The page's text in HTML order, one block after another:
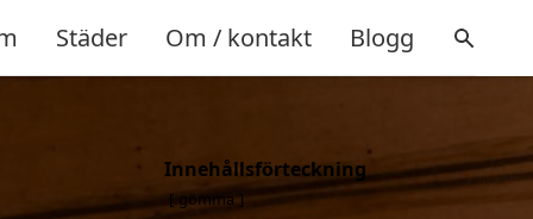
Städer Om / kontakt Blogg
Innehållsförteckning
gömma